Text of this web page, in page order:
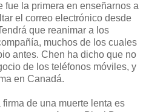
fue la primera en enseñarnos a
el correo electrónico desde
que reanimar a los
muchos de los cuales
antes. Chen ha dicho que no
de los teléfonos móviles, y
en Canadá.
de una muerte lenta es